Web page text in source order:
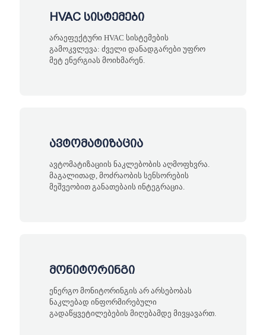
HVAC სისტემები
არაეფექტური HVAC სისტემების
გამოკვლევა: ძველი დანადგარები უფრო
მეტ ენერგიას მოიხმარენ.
ავტომატიზაცია
ავტომატიზაციის ნაკლებობის აღმოფხვრა.
მაგალითად, მოძრაობის სენსორების
მეშვეობით განათებაის ინტეგრაცია.
მონიტორინგი
ენერგო მონიტორინგის არ არსებობას
ნაკლებად ინფორმირებული
გადაწყვეტილებების მიღებამდე მივყავართ.